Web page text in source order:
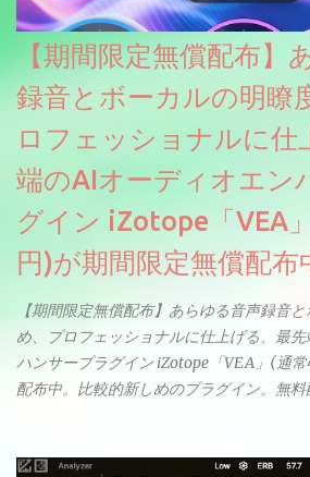
【期間限定無償配布】
録音とボーカルの明瞭
ロフェッショナルに仕
端のAIオーディオエン
グイン iZotope「VEA
円)が期間限定無償配布
【期間限定無償配布】あらゆる音声録音
め、プロフェッショナルに仕上げる、最
ハンサープラグイン iZotope「VEA」(通
配布中。比較的新しめのプラグイン。無